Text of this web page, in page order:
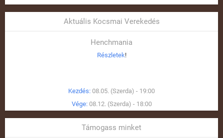
Aktuális Kocsmai Verekedés
Henchmania
Részletek!
Kezdés: 08.05. (Szerda) - 19:00
Vége: 08.12. (Szerda) - 18:00
Támogass minket